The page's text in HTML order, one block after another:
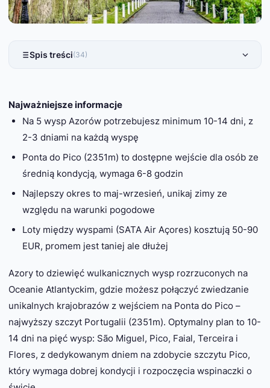
Spis treści(34)
Najważniejsze informacje
Na 5 wysp Azorów potrzebujesz minimum 10-14 dni, z
2-3 dniami na każdą wyspę
Ponta do Pico (2351m) to dostępne wejście dla osób ze
średnią kondycją, wymaga 6-8 godzin
Najlepszy okres to maj-wrzesień, unikaj zimy ze
względu na warunki pogodowe
Loty między wyspami (SATA Air Açores) kosztują 50-90
EUR, promem jest taniej ale dłużej
Azory to dziewięć wulkanicznych wysp rozrzuconych na
Oceanie Atlantyckim, gdzie możesz połączyć zwiedzanie
unikalnych krajobrazów z wejściem na Ponta do Pico –
najwyższy szczyt Portugalii (2351m). Optymalny plan to 10-
14 dni na pięć wysp: São Miguel, Pico, Faial, Terceira i
Flores, z dedykowanym dniem na zdobycie szczytu Pico,
który wymaga dobrej kondycji i rozpoczęcia wspinaczki o